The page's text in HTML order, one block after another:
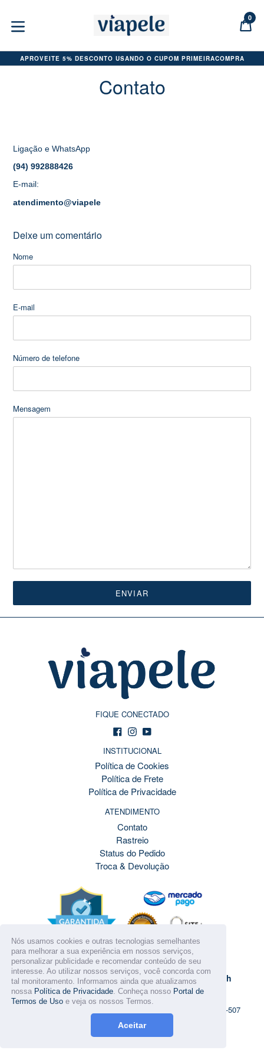
Nós usamos cookies e outras tecnologias semelhantes
para melhorar a sua experiência em nossos serviços,
personalizar publicidade e recomendar conteúdo de seu
interesse. Ao utilizar nossos serviços, você concorda com
tal monitoramento. Informamos ainda que atualizamos
nossa Política de Privacidade . Conheça nosso Portal de
Termos de Uso e veja os nossos Termos.
Aceitar
para
0
APROVEITE 5% DESCONTO USANDO O CUPOM PRIMEIRACOMPRA
Contato
Ligação e WhatsApp
(94) 992888426
E-mail:
atendimento@viapele
Deixe um comentário
Nome
E-mail
Número de telefone
Mensagem
FIQUE CONECTADO
FacebookInstagram
YouTube
INSTITUCIONAL
Política de Cookies
Política de Frete
Política de Privacidade
ATENDIMENTO
Contato
Rastreio
Status do Pedido
Troca & Devolução
DÚVIDAS? FALE CONOSCO!
Atendimento de Seg. a Sáb. das 07:30h às 21:00h
VIAPELE - Brasília - Distrito Federal - CEP. 72.300-507